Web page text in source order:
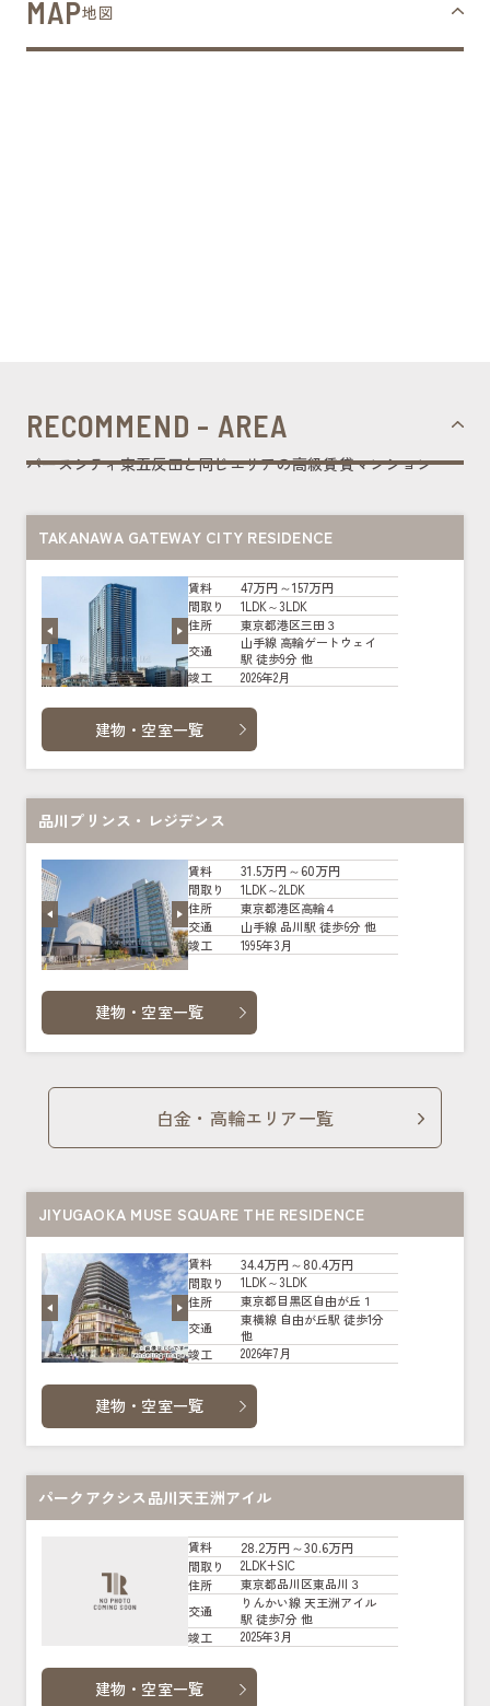
MAP地図
RECOMMEND - AREA
バースシティ東五反田と同じエリアの高級賃貸マンション
TAKANAWA GATEWAY CITY RESIDENCE
賃料 47万円～157万円
間取り
1LDK～3LDK
住所
東京都港区三田３
交通
山手線 高輪ゲートウェイ
駅 徒歩9分 他
竣工
2026年2月
建物・空室一覧
品川プリンス・レジデンス
賃料 31.5万円～60万円
間取り
1LDK～2LDK
住所
東京都港区高輪４
交通
山手線 品川駅 徒歩6分 他
竣工
1995年3月
建物・空室一覧
白金・高輪エリア一覧
JIYUGAOKA MUSE SQUARE THE RESIDENCE
賃料 34.4万円～80.4万円
間取り
1LDK～3LDK
住所
東京都目黒区自由が丘１
交通
東横線 自由が丘駅 徒歩1分
他
竣工
2026年7月
建物・空室一覧
パークアクシス品川天王洲アイル
賃料 28.2万円～30.6万円
間取り
2LDK+SIC
住所
東京都品川区東品川３
交通
りんかい線 天王洲アイル
駅 徒歩7分 他
竣工
2025年3月
建物・空室一覧